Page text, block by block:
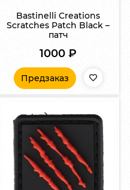
Bastinelli Creations
Scratches Patch Black –
патч
1000₽
Предзаказ